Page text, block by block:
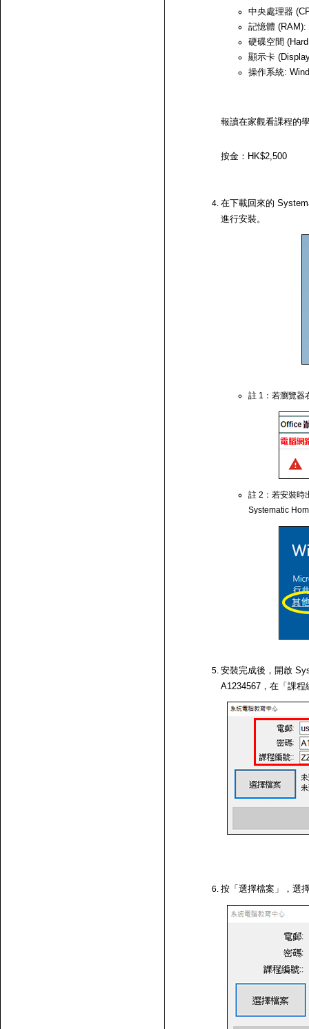
中央處理器
記憶體
硬碟空間
顯示卡
操作系統:
報讀在家觀看課程的
按金：HK$2,500
在下載回來的
進行安裝。
註 1：若瀏覽器
註 2：若安裝時
Systematic
安裝完成後，開啟
A1234567，在「課
按「選擇檔案」，選